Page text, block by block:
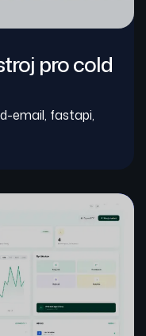
pro cold
email, fastapi,